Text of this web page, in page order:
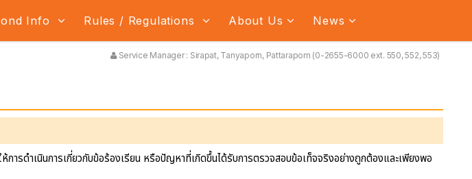
Info Rules / Regulations About Us News
Service Manager : Sirapat, Tanyaporn, Pattaraporn (0-2655-6000 ext. 550, 552, 553)
ารดำเนินการเกี่ยวกับข้อร้องเรียน หรือปัญหาที่เกิดขึ้นได้รับการตรวจสอบข้อเท็จจริงอย่างถูกต้องและเพียงพอ